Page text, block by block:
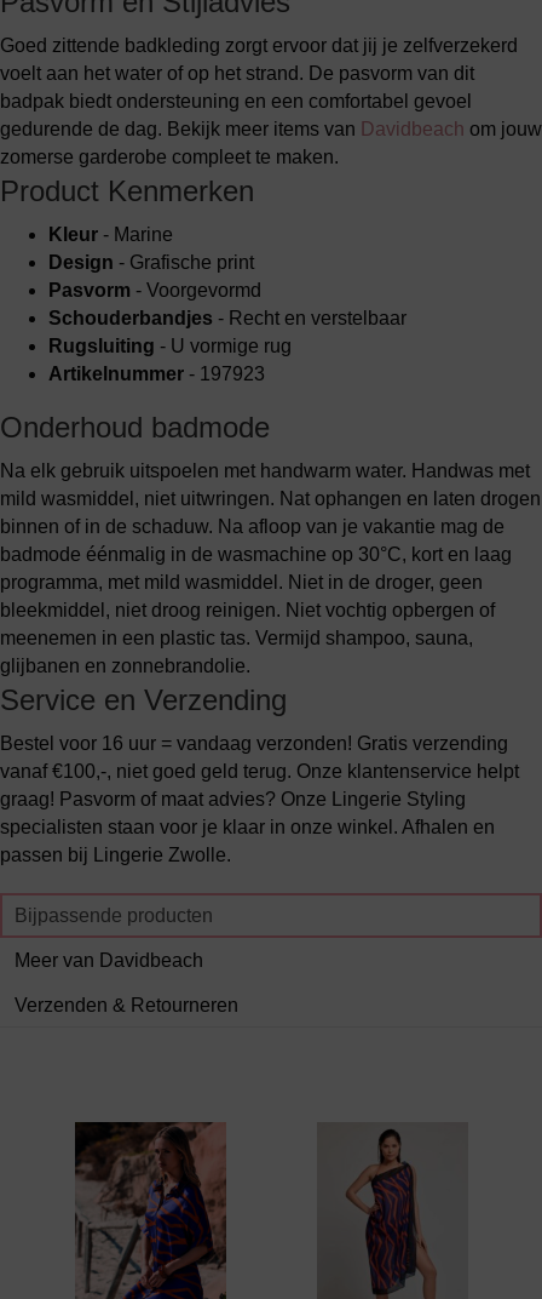
Goed zittende badkleding zorgt ervoor dat jij je zelfverzekerd
voelt aan het water of op het strand. De pasvorm van dit
badpak biedt ondersteuning en een comfortabel gevoel
gedurende de dag. Bekijk meer items van Davidbeach om jouw
zomerse garderobe compleet te maken.
Product Kenmerken
Kleur - Marine
Design - Grafische print
Pasvorm - Voorgevormd
Schouderbandjes - Recht en verstelbaar
Rugsluiting - U vormige rug
Artikelnummer - 197923
Onderhoud badmode
Na elk gebruik uitspoelen met handwarm water. Handwas met
mild wasmiddel, niet uitwringen. Nat ophangen en laten drogen
binnen of in de schaduw. Na afloop van je vakantie mag de
badmode éénmalig in de wasmachine op 30°C, kort en laag
programma, met mild wasmiddel. Niet in de droger, geen
bleekmiddel, niet droog reinigen. Niet vochtig opbergen of
meenemen in een plastic tas. Vermijd shampoo, sauna,
glijbanen en zonnebrandolie.
Service en Verzending
Bestel voor 16 uur = vandaag verzonden! Gratis verzending
vanaf €100,-, niet goed geld terug. Onze klantenservice helpt
graag! Pasvorm of maat advies? Onze Lingerie Styling
specialisten staan voor je klaar in onze winkel. Afhalen en
passen bij Lingerie Zwolle.
Bijpassende producten
Meer van Davidbeach
Verzenden & Retourneren